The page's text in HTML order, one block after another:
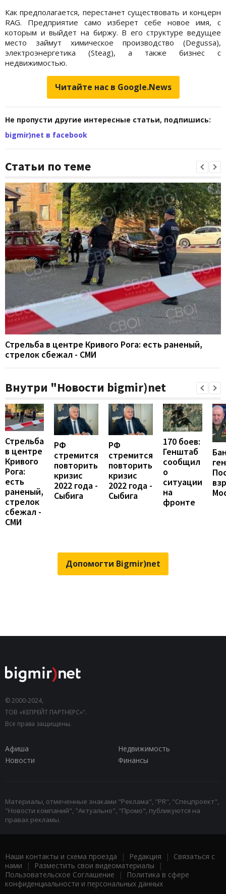
Как предполагается, перестанет существовать и концерн
RAG. Предприятие само изберет себе новое имя, с
которым и выйдет на биржу. В его структуре ведущее
место займут химическое производство (Degussa),
электроэнергетика (Steag), а также бизнес с
недвижимостью.
Читайте нас в Google.News
Не пропусти другие интересные статьи, подпишись:
bigmir)net в facebook
Статьи по теме
Стрельба в центре Кривого Рога: есть раненый,
стрелок сбежал - СМИ
Внутри "Новости bigmir)net
Стрельба
в центре
Кривого
Рога:
есть
раненый,
стрелок
сбежал -
СМИ
РФ
стремится
повторить
кризис
2022 года -
Сыбига
РФ
стремится
повторить
кризис
2022 года -
Сыбига
170 боев:
Генштаб
сообщил
о
ситуации
на
фронте
Допомогти Bigmir)net
© 2000-2024,
ТОВ «КЕПРЕЙТ ПАРТНЕРС»".
Все права защищены.
Афиша
Недвижимость
Новости
Финансы
Материалы, отмеченные знаками "Реклама", "PR", "Спецпроект",
"Новости компаний", "Актуально", "Промо", публикуются на
правах рекламы.
Наши контакты и схема проезда | Редакция | Связаться с
нами | Разместить свои видеоматериалы |
Пользовательское Соглашение |
Политика в сфере
конфиденциальности и персональных данных